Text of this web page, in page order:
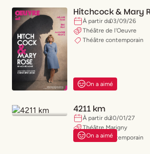
Hitchcock & Mary
À partir du03/09/26
Théâtre de l'Oeuvre
Théâtre contemporain
On a aimé
4211 km
À partir du30/01/27
Théâtre Marigny
Théâtre contemporain
On a aimé